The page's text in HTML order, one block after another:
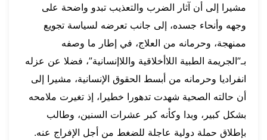
مشيرا إلى أن آثار الضرب والتعذيب تبدو واضحة على
وجهه وأنحاء جسده، إلى جانب تعرضه لسياسة تجويع
ممنهجة، وحرمانه من العلاج، في إطار ما وصفه
بـ”الجريمة الطبية اللاأخلاقية واللاإنسانية”، فضلا عن عزله
انفراديا وحرمانه من أبسط الحقوق الإنسانية، مشيرا إلى
أن حالته الصحية شهدت تدهورا خطيرا، إذ تغيرت ملامحه
بشكل كبير، وبدا وكأنه كبر عشرات السنين، وطالب
بإطلاق حملة دولية عاجلة للضغط من أجل الإفراج عنه.